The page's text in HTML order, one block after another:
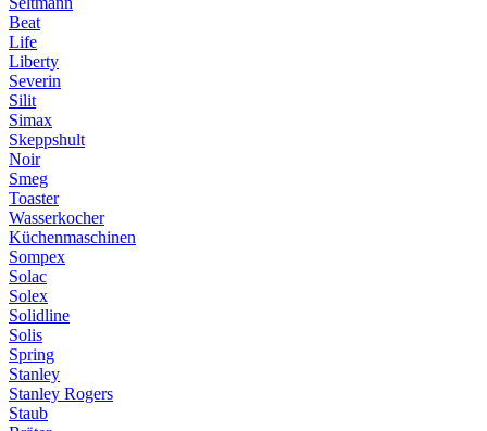
Beat
Life
Liberty
Severin
Silit
Simax
Skeppshult
Noir
Smeg
Toaster
Wasserkocher
Küchenmaschinen
Sompex
Solac
Solex
Solidline
Solis
Spring
Stanley
Stanley Rogers
Staub